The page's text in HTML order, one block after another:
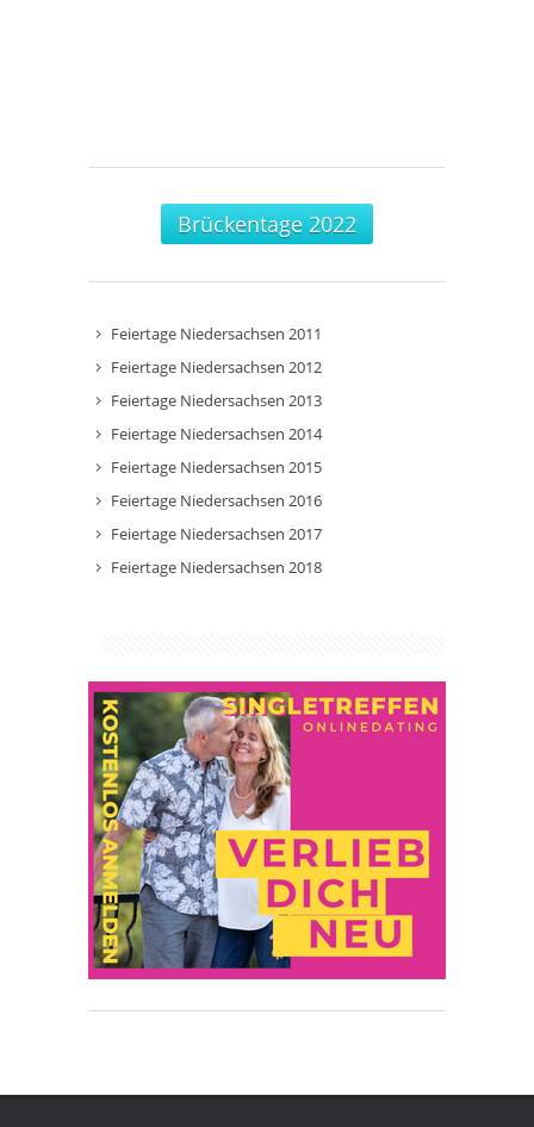
Brückentage 2022
Feiertage Niedersachsen 2011
Feiertage Niedersachsen 2012
Feiertage Niedersachsen 2013
Feiertage Niedersachsen 2014
Feiertage Niedersachsen 2015
Feiertage Niedersachsen 2016
Feiertage Niedersachsen 2017
Feiertage Niedersachsen 2018